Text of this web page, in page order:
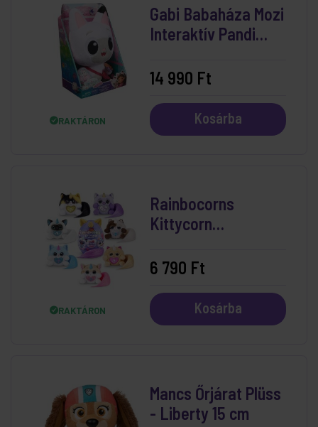
RAKTÁRON
Gabi Babaháza Mozi
Interaktív Pandi
14 990 Ft
Kosárba
RAKTÁRON
Rainbocorns
Kittycorn
Plüss, többféle
6 790 Ft
Kosárba
Mancs Őrjárat Plüss
- Liberty 15 cm